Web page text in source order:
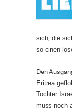
sich, die
so einen
Den
Eritrea
Tochter
muss noch